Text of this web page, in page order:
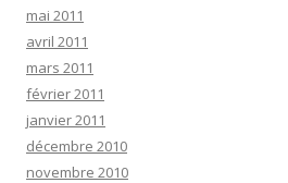
mai 2011
avril 2011
mars 2011
février 2011
janvier 2011
décembre 2010
novembre 2010